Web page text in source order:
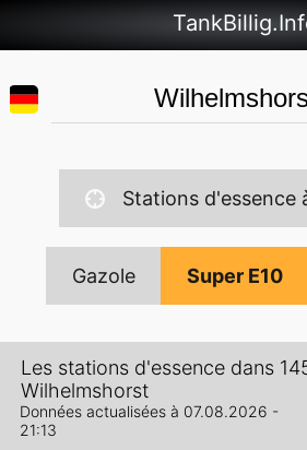
Stations d'essence
Gazole Super E10
Les stations d'essence dans
Wilhelmshorst
Données actualisées à 07.08.2026 -
21:13